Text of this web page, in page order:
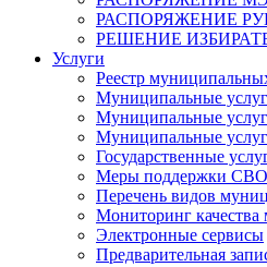
РАСПОРЯЖЕНИЕ
РЕШЕНИЕ
Услуги
Реестр
Муниципальные
Муниципальные
Муниципальные
Государственные
Меры поддержки СВО
Перечень видов
Мониторинг
Электронные сервисы
Предварительная